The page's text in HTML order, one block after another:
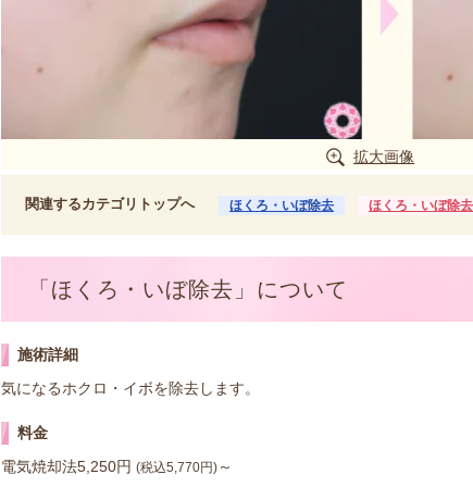
拡大画像
関連するカテゴリトップへ ほくろ・いぼ除去 ほくろ・いぼ除去
「ほくろ・いぼ除去」について
施術詳細
気になるホクロ・イボを除去します。
料金
電気焼却法5,250円 (税込5,770円) ～